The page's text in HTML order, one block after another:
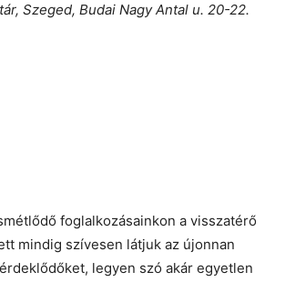
Szeged, Budai Nagy Antal u. 20-22.
foglalkozásainkon a visszatérő
mindig szívesen látjuk az újonnan
legyen szó akár egyetlen